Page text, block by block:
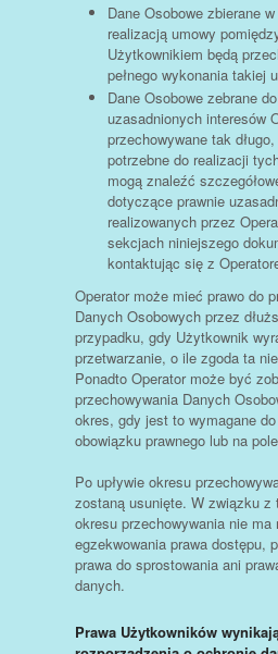
Dane Osobowe zbierane
realizacją umowy
Użytkownikiem będą
pełnego wykonania takiej
Dane Osobowe zebrane
uzasadnionych interesów
przechowywane tak
potrzebne do realizacji
mogą znaleźć
dotyczące prawnie
realizowanych przez
sekcjach niniejszego
kontaktując się z
Operator może mieć prawo do
Danych Osobowych przez
przypadku, gdy Użytkownik
przetwarzanie, o ile zgoda ta
Ponadto Operator może być
przechowywania Danych
okres, gdy jest to wymagane do
obowiązku prawnego lub na
Po upływie okresu
zostaną usunięte. W związku z
okresu przechowywania nie ma
egzekwowania prawa dostępu,
prawa do sprostowania ani
danych.
Prawa Użytkowników